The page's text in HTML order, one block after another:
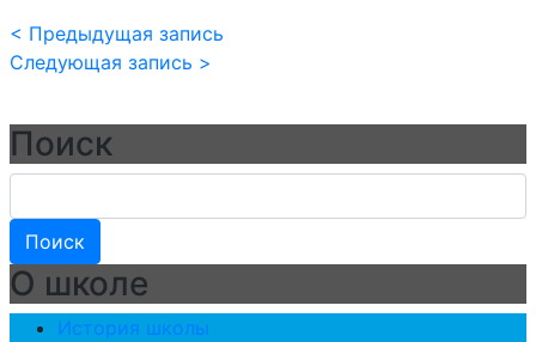
< Предыдущая запись
Следующая запись >
Поиск
О школе
История школы